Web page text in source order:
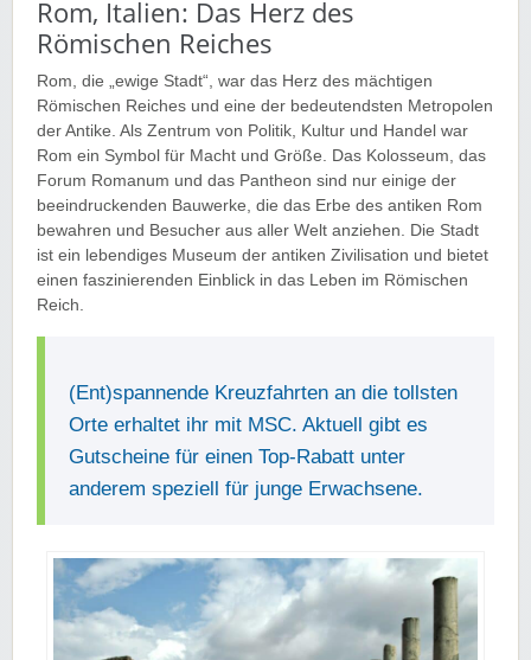
Rom, Italien: Das Herz des
Römischen Reiches
Rom, die „ewige Stadt“, war das Herz des mächtigen
Römischen Reiches und eine der bedeutendsten Metropolen
der Antike. Als Zentrum von Politik, Kultur und Handel war
Rom ein Symbol für Macht und Größe. Das Kolosseum, das
Forum Romanum und das Pantheon sind nur einige der
beeindruckenden Bauwerke, die das Erbe des antiken Rom
bewahren und Besucher aus aller Welt anziehen. Die Stadt
ist ein lebendiges Museum der antiken Zivilisation und bietet
einen faszinierenden Einblick in das Leben im Römischen
Reich.
(Ent)spannende Kreuzfahrten an die tollsten
Orte erhaltet ihr mit MSC. Aktuell gibt es
Gutscheine für einen Top-Rabatt unter
anderem speziell für junge Erwachsene.